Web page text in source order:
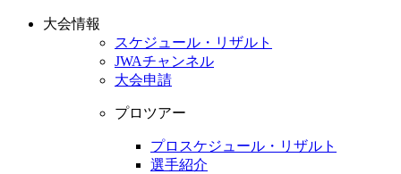
大会情報
スケジュール・リザルト
JWAチャンネル
大会申請
プロツアー
プロスケジュール・リザルト
選手紹介